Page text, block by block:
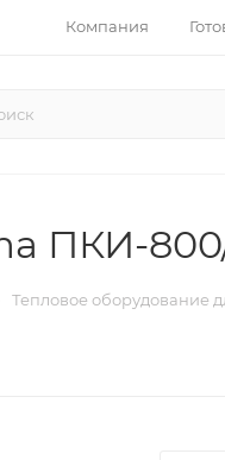
Компания
ПКИ-
Тепловое оборудование